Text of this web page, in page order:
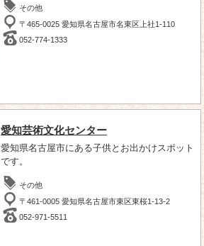
その他
〒465-0025 愛知県名古屋市名東区上社1-110
052-774-1333
愛知芸術文化センター
愛知県名古屋市にある子供とお出かけスポット
です。
その他
〒461-0005 愛知県名古屋市東区東桜1-13-2
052-971-5511